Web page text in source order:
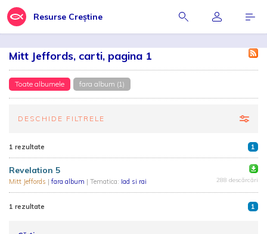
Resurse Creștine
Mitt Jeffords, carti, pagina 1
Toate albumele fara album (1)
DESCHIDE FILTRELE
1 rezultate 1
Revelation 5
Mitt Jeffords | fara album | Tematica: Iad si rai 288 descărcări
1 rezultate 1